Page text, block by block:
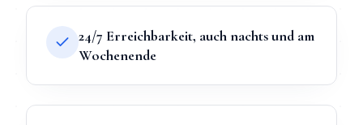
24/7 Erreichbarkeit, auch nachts und am
Wochenende